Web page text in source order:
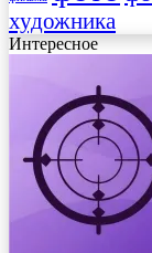
художника
Интересное